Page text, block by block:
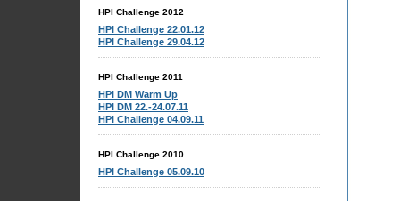
HPI Challenge 2012
HPI Challenge 22.01.12
HPI Challenge 29.04.12
HPI Challenge 2011
HPI DM Warm Up
HPI DM 22.-24.07.11
HPI Challenge 04.09.11
HPI Challenge 2010
HPI Challenge 05.09.10